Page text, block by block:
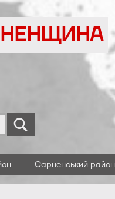
Сарненський район